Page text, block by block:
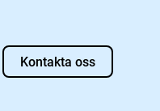
Kontakta oss